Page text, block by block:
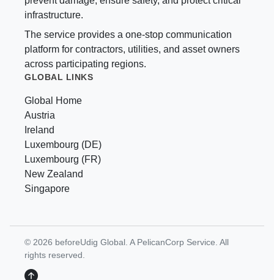
infrastructure.
The service provides a one-stop communication
platform for contractors, utilities, and asset owners
across participating regions.
GLOBAL LINKS
Global Home
Austria
Ireland
Luxembourg (DE)
Luxembourg (FR)
New Zealand
Singapore
© 2026 beforeUdig Global. A PelicanCorp Service. All
rights reserved.